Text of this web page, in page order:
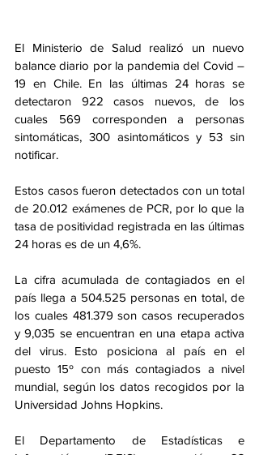
El Ministerio de Salud realizó un nuevo
balance diario por la pandemia del Covid –
19 en Chile. En las últimas 24 horas se
detectaron 922 casos nuevos, de los
cuales 569 corresponden a personas
sintomáticas, 300 asintomáticos y 53 sin
notificar.
Estos casos fueron detectados con un total
de 20.012 exámenes de PCR, por lo que la
tasa de positividad registrada en las últimas
24 horas es de un 4,6%.
La cifra acumulada de contagiados en el
país llega a 504.525 personas en total, de
los cuales 481.379 son casos recuperados
y 9,035 se encuentran en una etapa activa
del virus. Esto posiciona al país en el
puesto 15º con más contagiados a nivel
mundial, según los datos recogidos por la
Universidad Johns Hopkins.
El Departamento de Estadísticas e